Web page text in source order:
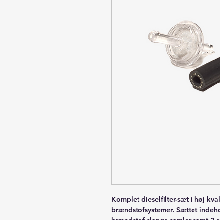
Komplet dieselfilter-sæt i høj
brændstofsystemer. Sættet